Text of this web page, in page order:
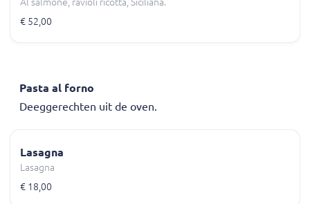
€ 52,00
Pasta al forno
Deeggerechten uit de oven.
Lasagna
Lasagna
€ 18,00